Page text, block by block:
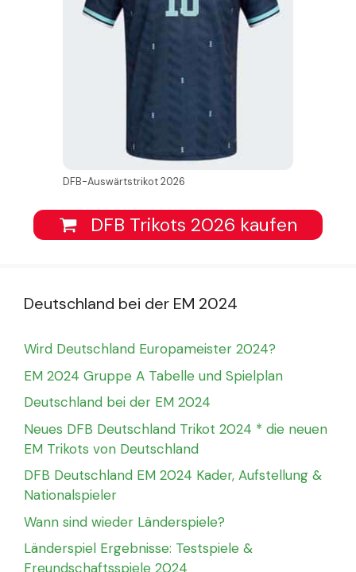
DFB-Auswärtstrikot 2026
DFB Trikots 2026 kaufen
Deutschland bei der EM 2024
Wird Deutschland Europameister 2024?
EM 2024 Gruppe A Tabelle und Spielplan
Deutschland bei der EM 2024
Neues DFB Deutschland Trikot 2024 * die neuen
EM Trikots von Deutschland
DFB Deutschland EM 2024 Kader, Aufstellung &
Nationalspieler
Wann sind wieder Länderspiele?
Länderspiel Ergebnisse: Testspiele &
Freundschaftsspiele 2024